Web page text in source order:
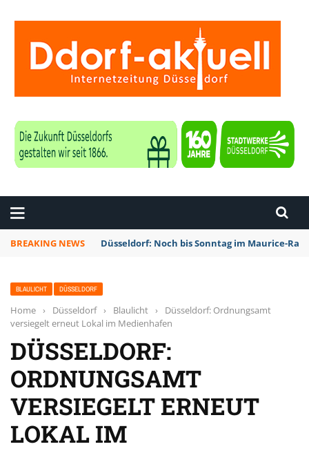
BREAKING NEWS Düsseldorf: Noch bis Sonntag im Maurice-
BLAULICHT DÜSSELDORF
Home › Düsseldorf › Blaulicht ›
Düsseldorf: Ordnungsamt
versiegelt erneut Lokal im Medienhafen
DÜSSELDORF:
ORDNUNGSAMT
VERSIEGELT ERNEUT
LOKAL IM